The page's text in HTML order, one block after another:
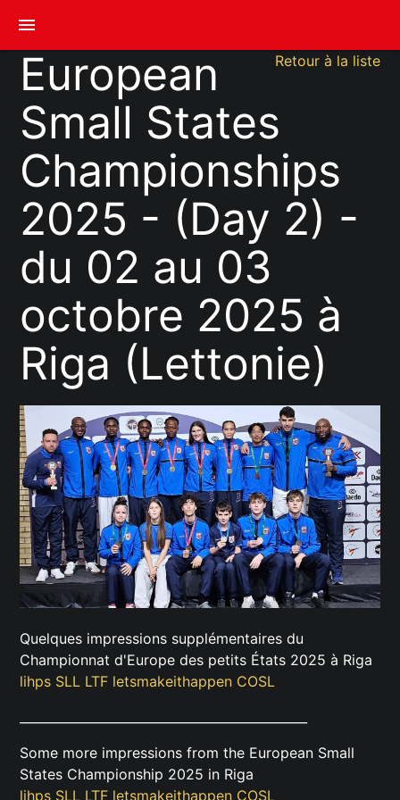
menu
Retour à la liste
European
Small States
Championships
2025 - (Day 2) -
du 02 au 03
octobre 2025 à
Riga (Lettonie)
Quelques impressions supplémentaires du
Championnat d'Europe des petits États 2025 à Riga
lihps SLL LTF letsmakeithappen COSL
Some more impressions from the European Small
States Championship 2025 in Riga
lihps SLL LTF letsmakeithappen COSL